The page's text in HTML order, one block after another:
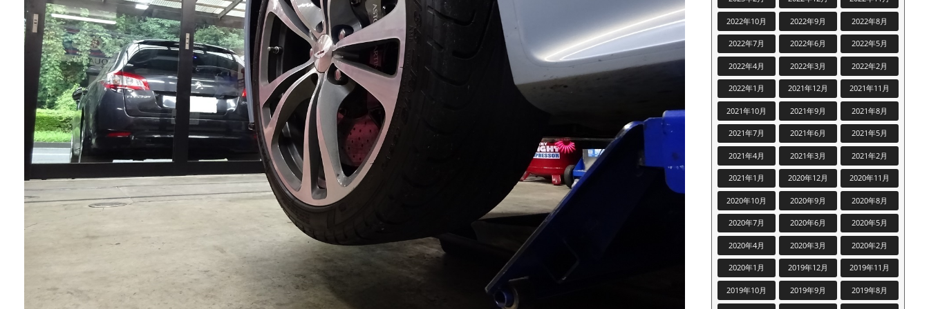
2022年10月 2022年9月 2022年8月
2022年7月 2022年6月 2022年5月
2022年4月 2022年3月 2022年2月
2022年1月 2021年12月 2021年11月
2021年10月 2021年9月 2021年8月
2021年7月 2021年6月 2021年5月
2021年4月 2021年3月 2021年2月
2021年1月 2020年12月 2020年11月
2020年10月 2020年9月 2020年8月
2020年7月 2020年6月 2020年5月
2020年4月 2020年3月 2020年2月
2020年1月 2019年12月 2019年11月
2019年10月 2019年9月 2019年8月